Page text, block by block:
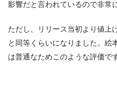
影響だと言われているので非常
ただし、リリース当初より値上
と同等くらいになりました。絵
は普通なためこのような評価で